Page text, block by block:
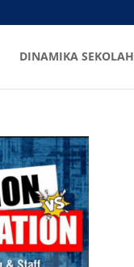
DINAMIKA SEKOLAH